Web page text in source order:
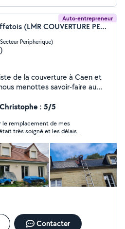
Auto-entrepreneur
Meyss Lechaffetois (LMR COUVERTURE PERE ET FILS)
Peripherique)
de la couverture à Caen et
menottes savoir-faire au
agréé
dalep
: 5/5
le remplacement de mes
et les délais
Contacter